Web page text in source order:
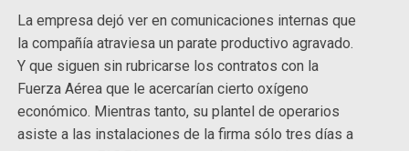
La empresa dejó ver en comunicaciones internas que
la compañía atraviesa un parate productivo agravado.
Y que siguen sin rubricarse los contratos con la
Fuerza Aérea que le acercarían cierto oxígeno
económico. Mientras tanto, su plantel de operarios
asiste a las instalaciones de la firma sólo tres días a